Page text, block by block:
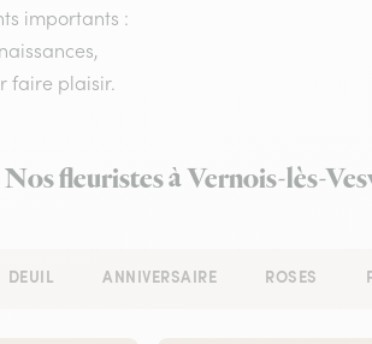
importants :
faire plaisir.
Nos fleuristes à Vernois-lès-
DEUIL ANNIVERSAIRE ROSES